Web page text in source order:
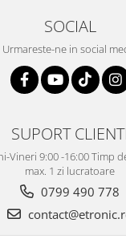
SOCIAL
Urmareste-ne in social
SUPORT CLIENTI
Vineri 9:00 -16:00 Timp
max. 1 zi lucratoare
0799 490 778